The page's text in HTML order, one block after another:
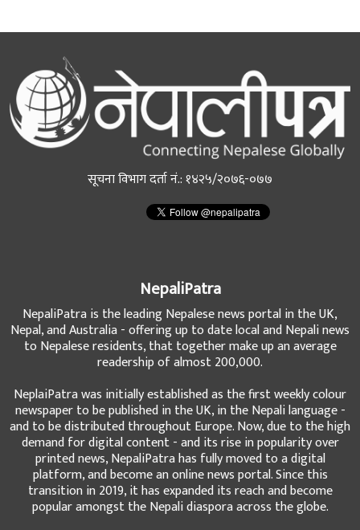
सूचना विभाग दर्ता नं.: १४२५/२०७६-०७७
NepaliPatra
NepaliPatra is the leading Nepalese news portal in the UK,
Nepal, and Australia - offering up to date local and Nepali news
to Nepalese residents, that together make up an average
readership of almost 200,000.
NeplaiPatra was initially established as the first weekly colour
newspaper to be published in the UK, in the Nepali language -
and to be distributed throughout Europe. Now, due to the high
demand for digital content - and its rise in popularity over
printed news, NepaliPatra has fully moved to a digital
platform, and become an online news portal. Since this
transition in 2019, it has expanded its reach and become
popular amongst the Nepali diaspora across the globe.